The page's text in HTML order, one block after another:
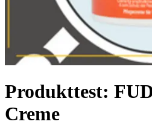
Produkttest:
Creme